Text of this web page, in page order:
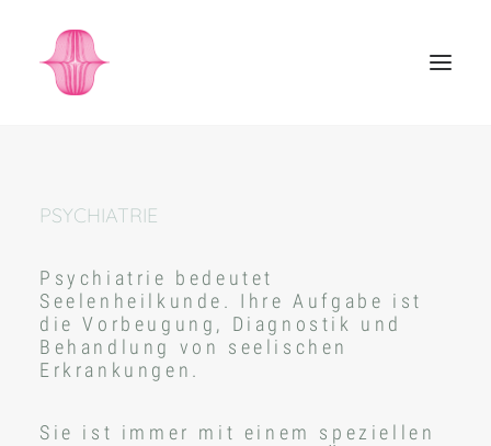
PSYCHIATRIE
Psychiatrie bedeutet
Seelenheilkunde. Ihre Aufgabe ist
die Vorbeugung, Diagnostik und
Behandlung von seelischen
Erkrankungen.
Sie ist immer mit einem speziellen